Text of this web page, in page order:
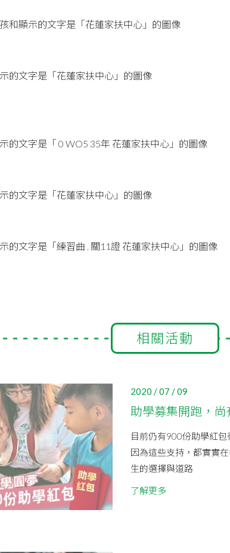
相關活動
2020 / 07 / 09
助學募集開跑，
目前仍有900份助學紅
因為這些支持，都實實
生的選擇與道路
了解更多